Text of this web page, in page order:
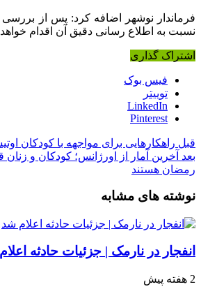
فرماندار نوشهر اضافه کرد: پس از بررسی
نسبت به اطلاع رسانی دقیق آن اقدام
اشتراک گذاری
فیس بوک
توییتر
LinkedIn
Pinterest
قبل راهکارهایی برای مواجهه با کودکان
بعد آخرین آمار از اورژانس؛ کودکان و زنان
رمضان هستند
نوشته های مشابه
انفجار در نارمک | جزئیات حادثه
2 هفته پیش